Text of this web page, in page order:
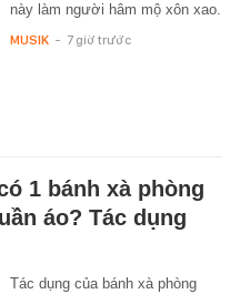
này làm người hâm mộ xôn xao.
MUSIK - 7 giờ trước
1 bánh xà phòng
áo? Tác dụng
Tác dụng của bánh xà phòng